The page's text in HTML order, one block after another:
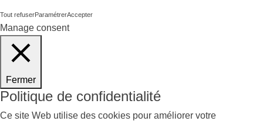
Tout refuserParamétrerAccepter
Manage consent
Fermer
Politique de confidentialité
Ce site Web utilise des cookies pour améliorer votre